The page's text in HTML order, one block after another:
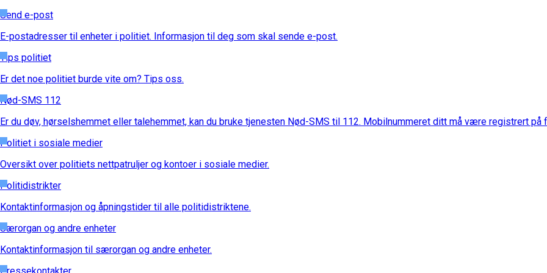
Send e-post
E-postadresser til enheter i politiet. Informasjon til deg som skal sende e-post.
Tips politiet
Er det noe politiet burde vite om? Tips oss.
Nød-SMS 112
Er du døv, hørselshemmet eller talehemmet, kan du bruke tjenesten Nød-SMS til 112. Mobilnummeret ditt må være registrert på
Politiet i sosiale medier
Oversikt over politiets nettpatruljer og kontoer i sosiale medier.
Politidistrikter
Kontaktinformasjon og åpningstider til alle politidistriktene.
Særorgan og andre enheter
Kontaktinformasjon til særorgan og andre enheter.